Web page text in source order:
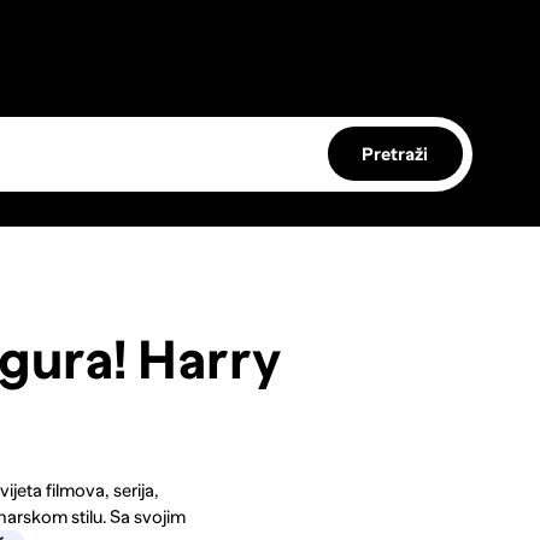
Pretraži
Harry
filmova, serija,
stilu. Sa svojim